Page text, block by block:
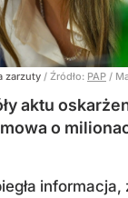
zarzuty / Źródło: PAP /
aktu
o
informacja,